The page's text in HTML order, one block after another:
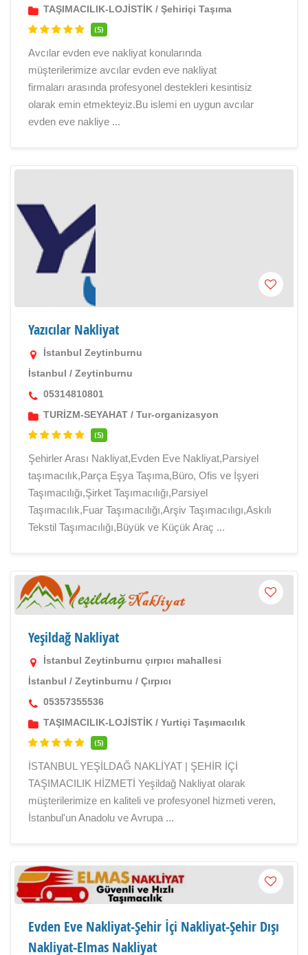
TAŞIMACILIK-LOJİSTİK / Şehiriçi Taşıma
(5)
Avcılar evden eve nakliyat konularında
müşterilerimize avcılar evden eve nakliyat
firmaları arasında profesyonel destekleri kesintisiz
olarak emin etmekteyiz.Bu islemi en uygun avcılar
evden eve nakliye ...
Yazıcılar Nakliyat
İstanbul Zeytinburnu
İstanbul / Zeytinburnu
05314810801
TURİZM-SEYAHAT / Tur-organizasyon
(5)
Şehirler Arası Nakliyat,Evden Eve Nakliyat,Parsiyel
taşımacılık,Parça Eşya Taşıma,Büro, Ofis ve İşyeri
Taşımacılığı,Şirket Taşımacılığı,Parsiyel
Taşımacılık,Fuar Taşımacılığı,Arşiv Taşımacılıgı,Askılı
Tekstil Taşımacılığı,Büyük ve Küçük Araç ...
Yeşildağ Nakliyat
İstanbul Zeytinburnu çırpıcı mahallesi
İstanbul / Zeytinburnu / Çırpıcı
05357355536
TAŞIMACILIK-LOJİSTİK / Yurtiçi Taşımacılık
(5)
İSTANBUL YEŞİLDAĞ NAKLİYAT | ŞEHİR İÇİ
TAŞIMACILIK HİZMETİ Yeşildağ Nakliyat olarak
müşterilerimize en kaliteli ve profesyonel hizmeti veren,
İstanbul'un Anadolu ve Avrupa ...
Evden Eve Nakliyat-Şehir İçi Nakliyat-Şehir Dışı
Nakliyat-Elmas Nakliyat